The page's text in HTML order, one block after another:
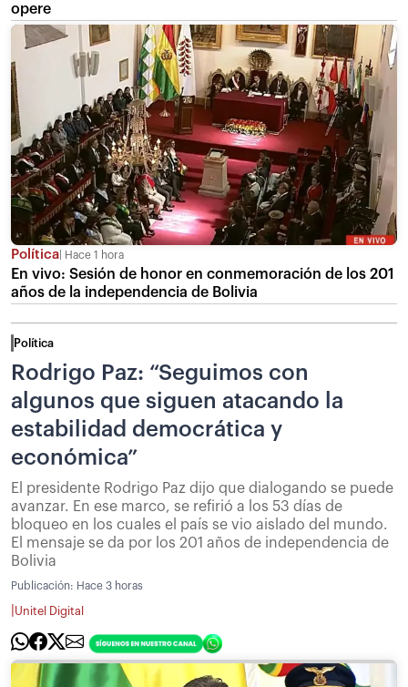
opere
Política Hace 1 hora
En vivo: Sesión de honor en conmemoración de los 201
años de la independencia de Bolivia
Política
Rodrigo Paz: “Seguimos con
algunos que siguen atacando la
estabilidad democrática y
económica”
El presidente Rodrigo Paz dijo que dialogando se puede
avanzar. En ese marco, se refirió a los 53 días de
bloqueo en los cuales el país se vio aislado del mundo.
El mensaje se da por los 201 años de independencia de
Bolivia
Publicación: Hace 3 horas
Unitel Digital